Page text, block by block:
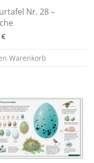
Nr. 28 –
€
Warenkorb